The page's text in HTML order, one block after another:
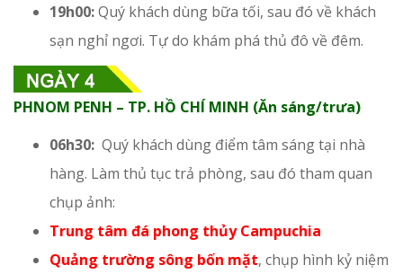
19h00:Quý khách dùng bữa tối, sau đó về khách
sạn nghỉ ngơi. Tự do khám phá thủ đô về đêm.
PHNOM PENH – TP. HỒ CHÍ MINH (Ăn sáng/trưa)
06h30: Quý khách dùng điểm tâm sáng tại nhà
hàng. Làm thủ tục trả phòng, sau đó tham quan
chụp ảnh:
Trung tâm đá phong thủy Campuchia
Quảng trường sông bốn mặt, chụp hình kỷ niệm